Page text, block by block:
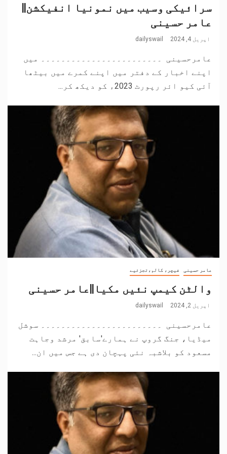
سرائیکی وسیب میں نمونیا انفیکشن||
عامر حسینی
اپریل 4, 2024 dailyswail
عامرحسینی ۔۔۔۔۔۔۔۔۔۔۔۔۔۔۔۔۔۔۔۔۔۔۔۔ میں
اپنے اخبار کے دفتر میں اپنے کمرے میں بیٹھا
آئی کیو ائر رپورٹ 2023ء کو دیکھ کر...
عامر حسینی فیچر، کالم،تجزئیے
والٹن کیمپ نئیں مکیا||عامر حسینی
اپریل 2, 2024 dailyswail
عامرحسینی ۔۔۔۔۔۔۔۔۔۔۔۔۔۔۔۔۔۔۔۔۔۔۔۔ سوشل
میڈیا، جنگ گروپ نے ہمارے'سابق' مرشد وجاہت
مسعود کو بلاشبہ نئی پہچان دی ہے جس میں ان...